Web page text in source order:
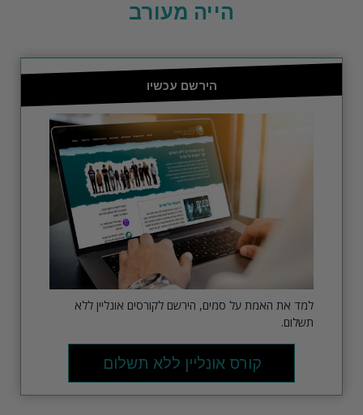
הייה מעורב
הירשם עכשיו
למד את האמת על סמים, הירשם לקורסים אונליין ללא
תשלום.
קורס אונליין ללא תשלום